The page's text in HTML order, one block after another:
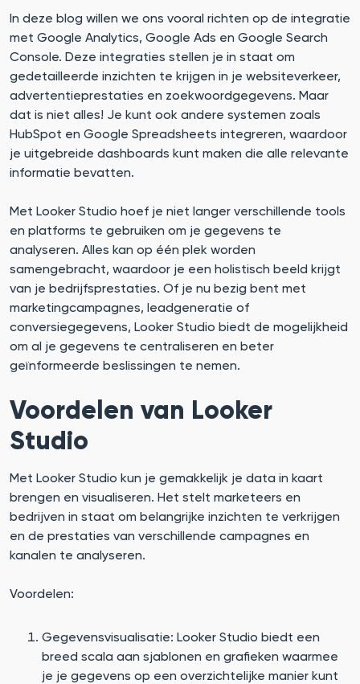
In deze blog willen we ons vooral richten op de integratie
met Google Analytics, Google Ads en Google Search
Console. Deze integraties stellen je in staat om
gedetailleerde inzichten te krijgen in je websiteverkeer,
advertentieprestaties en zoekwoordgegevens. Maar
dat is niet alles! Je kunt ook andere systemen zoals
HubSpot en Google Spreadsheets integreren, waardoor
je uitgebreide dashboards kunt maken die alle relevante
informatie bevatten.
Met Looker Studio hoef je niet langer verschillende tools
en platforms te gebruiken om je gegevens te
analyseren. Alles kan op één plek worden
samengebracht, waardoor je een holistisch beeld krijgt
van je bedrijfsprestaties. Of je nu bezig bent met
marketingcampagnes, leadgeneratie of
conversiegegevens, Looker Studio biedt de mogelijkheid
om al je gegevens te centraliseren en beter
geïnformeerde beslissingen te nemen.
Voordelen van Looker
Studio
Met Looker Studio kun je gemakkelijk je data in kaart
brengen en visualiseren. Het stelt marketeers en
bedrijven in staat om belangrijke inzichten te verkrijgen
en de prestaties van verschillende campagnes en
kanalen te analyseren.
Voordelen:
Gegevensvisualisatie: Looker Studio biedt een
breed scala aan sjablonen en grafieken waarmee
je je gegevens op een overzichtelijke manier kunt